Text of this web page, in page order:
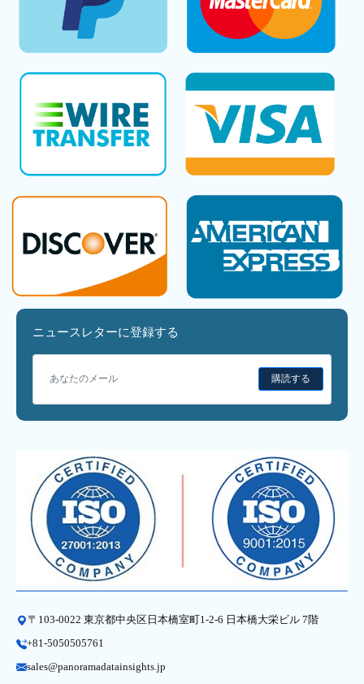
ニュースレターに登録する
購読する
〒103-0022 東京都中央区日本橋室町1-2-6 日本橋大栄ビル 7階
+81-5050505761
sales@panoramadatainsights.jp